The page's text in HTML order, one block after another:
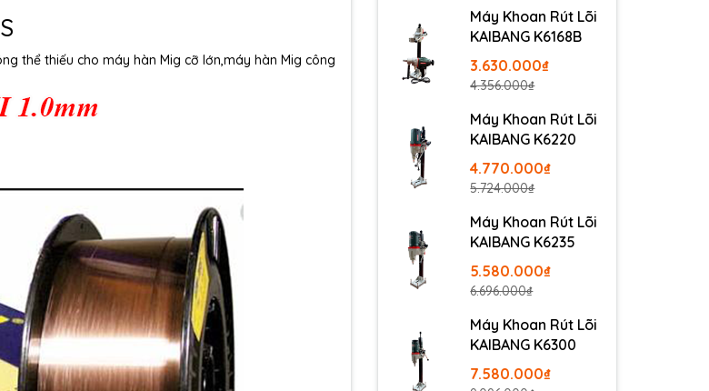
thể thiếu cho máy hàn Mig cỡ lớn,máy hàn Mig công
Máy Khoan Rút Lõi
KAIBANG K6168B
3.630.000₫
4.356.000₫
Máy Khoan Rút Lõi
KAIBANG K6220
4.770.000₫
5.724.000₫
Máy Khoan Rút Lõi
KAIBANG K6235
5.580.000₫
6.696.000₫
Máy Khoan Rút Lõi
KAIBANG K6300
7.580.000₫